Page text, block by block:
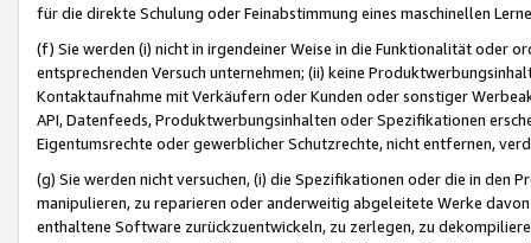
für die direkte Schulung oder Feinabstimmung eines maschinellen
(f) Sie werden (i) nicht in irgendeiner Weise in die Funktionalität oder
entsprechenden Versuch unternehmen; (ii) keine
Kontaktaufnahme mit Verkäufern oder Kunden oder sonstiger
API, Datenfeeds, Produktwerbungsinhalten oder Spezifikationen
Eigentumsrechte oder gewerblicher Schutzrechte, nicht entfernen,
(g) Sie werden nicht versuchen, (i) die Spezifikationen oder die in
manipulieren, zu reparieren oder anderweitig abgeleitete Werke
enthaltene Software zurückzuentwickeln, zu zerlegen, zu